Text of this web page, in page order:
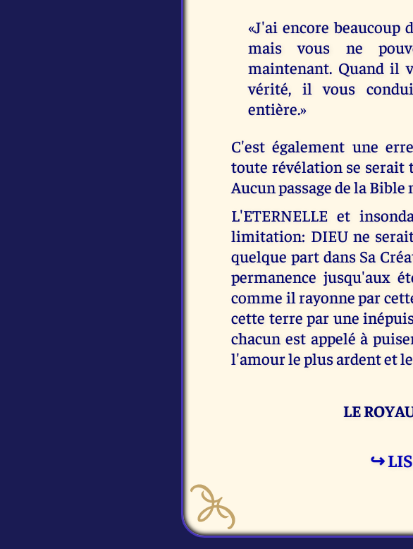
«J'ai encore beaucoup
mais vous ne
maintenant. Quand il
vérité, il vous
entière.»
C'est également une
toute révélation se serait
Aucun passage de la
L'ETERNELLE et
limitation: DIEU ne
quelque part dans Sa
permanence jusqu'aux
comme il rayonne par
cette terre par une
chacun est appelé à
l'amour le plus ardent et
LE
↪